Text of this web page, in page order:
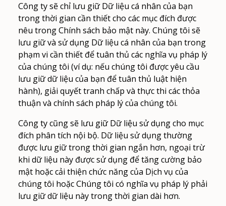
Công ty sẽ chỉ lưu giữ Dữ liệu cá nhân của bạn
trong thời gian cần thiết cho các mục đích được
nêu trong Chính sách bảo mật này. Chúng tôi sẽ
lưu giữ và sử dụng Dữ liệu cá nhân của bạn trong
phạm vi cần thiết để tuân thủ các nghĩa vụ pháp lý
của chúng tôi (ví dụ: nếu chúng tôi được yêu cầu
lưu giữ dữ liệu của bạn để tuân thủ luật hiện
hành), giải quyết tranh chấp và thực thi các thỏa
thuận và chính sách pháp lý của chúng tôi.
Công ty cũng sẽ lưu giữ Dữ liệu sử dụng cho mục
đích phân tích nội bộ. Dữ liệu sử dụng thường
được lưu giữ trong thời gian ngắn hơn, ngoại trừ
khi dữ liệu này được sử dụng để tăng cường bảo
mật hoặc cải thiện chức năng của Dịch vụ của
chúng tôi hoặc Chúng tôi có nghĩa vụ pháp lý phải
lưu giữ dữ liệu này trong thời gian dài hơn.